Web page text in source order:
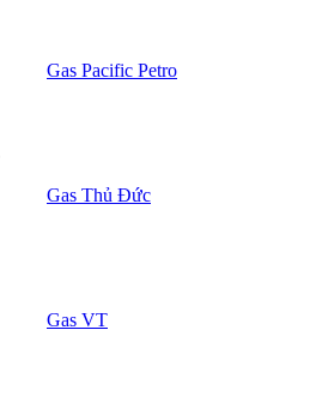
Gas Pacific Petro
Gas Thủ Đức
Gas VT